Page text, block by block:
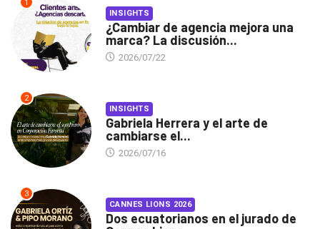
1
INSIGHTS
¿Cambiar de agencia mejora una
marca? La discusión...
2026/07/22
2
INSIGHTS
Gabriela Herrera y el arte de
cambiarse el...
2026/07/16
3
CANNES LIONS 2026
Dos ecuatorianos en el jurado de